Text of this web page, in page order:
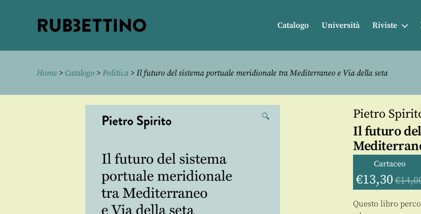
Catalogo Università Riviste
Home > Catalogo > Politica> Il futuro del sistema portuale meridionale tra Mediterraneo e Via della seta
🔍 Pietro
Il futuro
Cartaceo
€13,30 €
Questo libro